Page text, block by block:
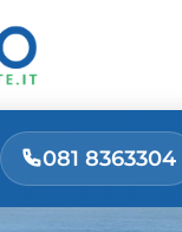
081 8363304